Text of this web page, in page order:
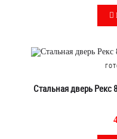
Стальная дверь Рекс